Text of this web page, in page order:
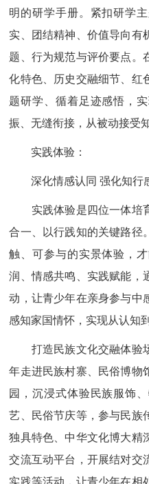
明的研学手册。紧扣研学
实、团结精神、价值导向有
题、行为规范与评价要点。
化特色、历史交融细节、红
题研学、循着足迹感悟，
振、无缝衔接，从被动接受
实践体验：
深化情感认同 强化知行
实践体验是四位一体培
合一、以行践知的关键路径
触、可参与的实景体验，
润、情感共鸣、实践赋能，
动，让青少年在亲身参与中
感知家国情怀，实现从认知
打造民族文化交融体验
年走进民族村寨、民俗博物
园，沉浸式体验民族服饰
艺、民俗节庆等，参与民族
独具特色、中华文化博大精
交流互动平台，开展结对交